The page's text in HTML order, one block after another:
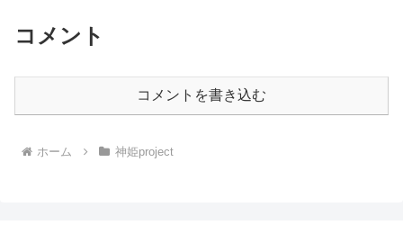
コメント
コメントを書き込む
ホーム 神姫project